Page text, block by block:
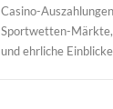
Casino-
Sportwetten-
und ehrliche